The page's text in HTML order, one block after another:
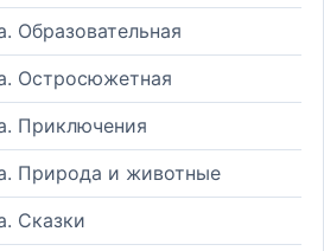
Образовательная
Остросюжетная
Приключения
Природа и животные
Сказки